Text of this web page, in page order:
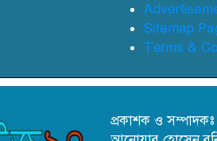
Sitemap
Terms &
প্রকাশক ও সম্পাদকঃ